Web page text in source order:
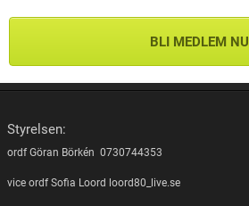
BLI MEDLEM NU
Styrelsen:
ordf Göran Börkén 0730744353
vice ordf Sofia Loord loord80_live.se